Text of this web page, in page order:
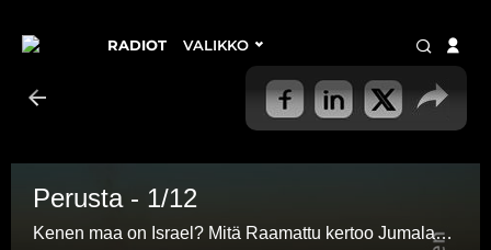
RADIOT VALIKKO
Perusta - 1/12
Kenen maa on Israel? Mitä Raamattu kertoo Jumalan maasta, kansoille säädetyistä asumisen rajoista ja Israelin perintömaasta?